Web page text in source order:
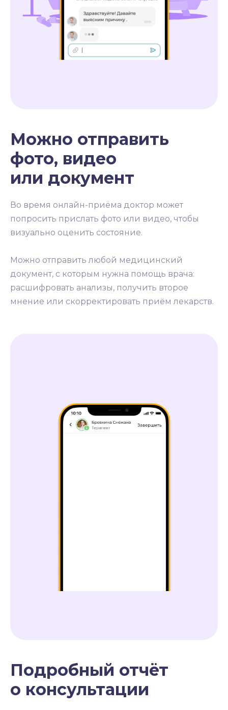
Можно отправить
фото, видео
или документ
Во время онлайн-приёма доктор может
попросить прислать фото или видео, чтобы
визуально оценить состояние.
Можно отправить любой медицинский
документ, с которым нужна помощь врача:
расшифровать анализы, получить второе
мнение или скорректировать приём лекарств.
Подробный отчёт
о консультации